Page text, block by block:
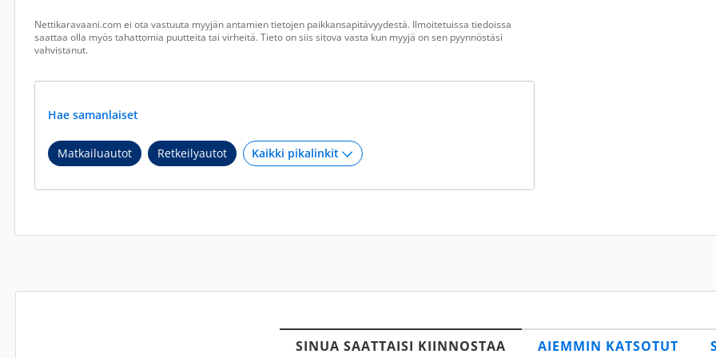
Nettikaravaani.com ei ota vastuuta myyjän antamien tietojen paikkansapitävyydestä. Ilmoitetuissa tiedoissa
saattaa olla myös tahattomia puutteita tai virheitä. Tieto on siis sitova vasta kun myyjä on sen pyynnöstäsi
vahvistanut.
Hae samanlaiset
Matkailuautot Retkeilyautot
SINUA SAATTAISI KIINNOSTAA AIEMMIN KATSOTUT